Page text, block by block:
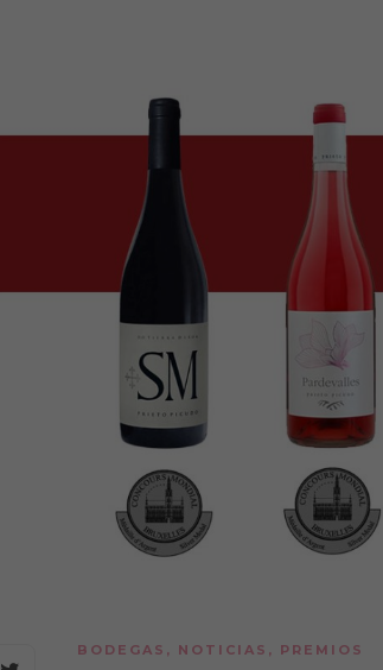
BODEGAS , NOTICIAS , PREMIOS